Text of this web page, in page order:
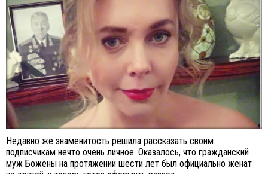
Недавно же знаменитость решила рассказать своим
подписчикам нечто очень личное. Оказалось, что гражданский
муж Божены на протяжении шести лет был официально женат